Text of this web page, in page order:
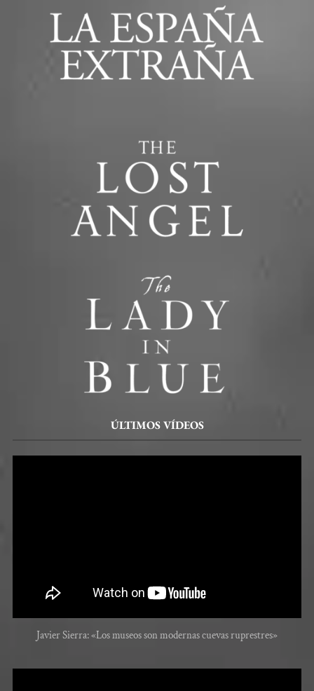
ÚLTIMOS VÍDEOS
Javier Sierra: «Los museos son modernas cuevas ruprestres»